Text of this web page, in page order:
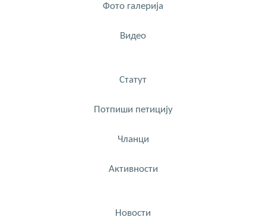
Фото галерија
Видео
Статут
Потпиши петицију
Чланци
Активности
Новости